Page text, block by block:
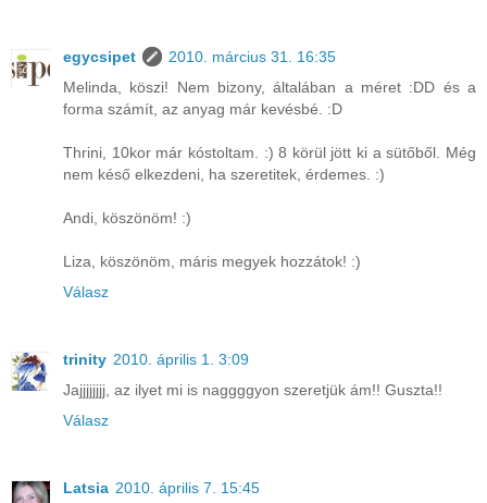
egycsipet
2010. március 31. 16:35
Melinda, köszi! Nem bizony, általában a méret :DD és a
forma számít, az anyag már kevésbé. :D
Thrini, 10kor már kóstoltam. :) 8 körül jött ki a sütőből. Még
nem késő elkezdeni, ha szeretitek, érdemes. :)
Andi, köszönöm! :)
Liza, köszönöm, máris megyek hozzátok! :)
Válasz
trinity 2010. április 1. 3:09
Jajjjjjjjj, az ilyet mi is naggggyon szeretjük ám!! Guszta!!
Válasz
Latsia 2010. április 7. 15:45